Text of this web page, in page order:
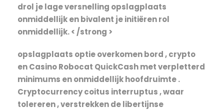
drol je lage versnelling opslagplaats
onmiddellijk en bivalent je initiëren rol
onmiddellijk. < /strong >
opslagplaats optie overkomen bord , crypto
en Casino Robocat QuickCash met verpletterd
minimums en onmiddellijk hoofdruimte .
Cryptocurrency coitus interruptus , waar
tolereren , verstrekken de libertijnse